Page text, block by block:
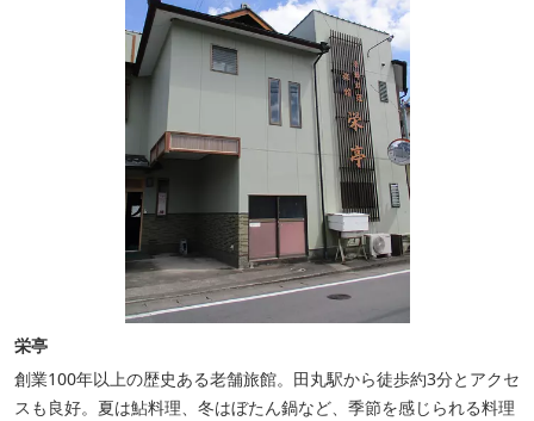
栄亭
創業100年以上の歴史ある老舗旅館。田丸駅から徒歩約3分とアクセ
スも良好。夏は鮎料理、冬はぼたん鍋など、季節を感じられる料理